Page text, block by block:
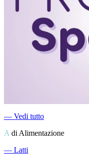
― Vedi tutto
A di Alimentazione
― Latti